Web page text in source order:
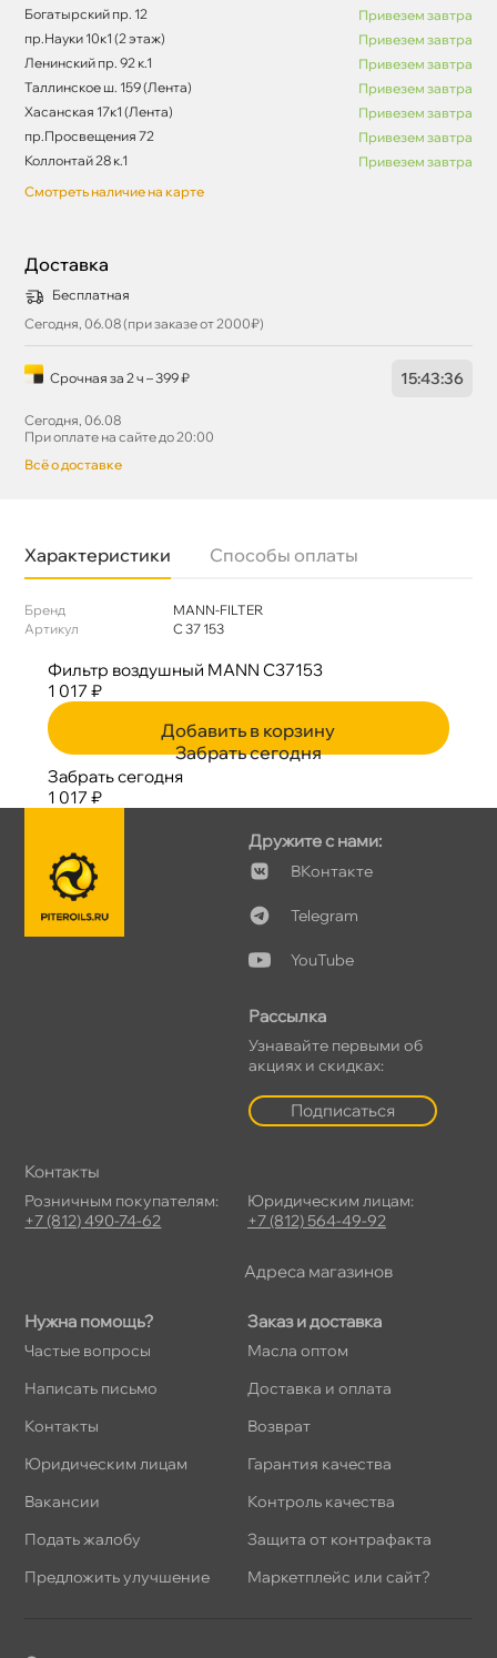
Богатырский пр. 12
Привезем завтра
пр.Науки 10к1 (2 этаж)
Привезем завтра
Ленинский пр. 92 к.1
Привезем завтра
Таллинское ш. 159 (Лента)
Привезем завтра
Хасанская 17к1 (Лента)
Привезем завтра
пр.Просвещения 72
Привезем завтра
Коллонтай 28 к.1
Привезем завтра
Смотреть наличие на карте
Доставка
Бесплатная
Сегодня, 06.08 (при заказе от 2000₽)
Срочная за 2 ч – 399 ₽ 15:43:36
Сегодня, 06.08
При оплате на сайте до 20:00
сё о доставке
Характеристики Способы оплаты
Бренд
MANN-FILTER
Артикул
C 37 153
Фильтр воздушный MANN C37153
1 017 ₽
Добавить в корзину
Забрать сегодня
Забрать сегодня
1 017 ₽
Нужна помощь?
Частые вопросы
Написать письмо
Контакты
Юридическим лицам
акансии
Подать жалобу
Предложить улучшение
Заказ и доставка
Масла оптом
Доставка и оплата
озврат
Гарантия качества
Контроль качества
Защита от контрафакта
Маркетплейс или сайт?
Дружите с нами:
Контакте
Telegram
YouTube
Рассылка
Узнавайте первыми о
акциях и скидках:
Подписаться
Контакты
Розничным покупателям:
+7 (812) 490-74-62
Юридическим лицам:
+7 (812) 564-49-92
Адреса магазино